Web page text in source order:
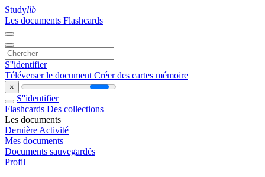
Studylib
Les documents Flashcards
S''identifier
Téléverser le document Créer des cartes mémoire
×
S''identifier
Flashcards Des collections
Les documents
Dernière Activité
Mes documents
Documents sauvegardés
Profil